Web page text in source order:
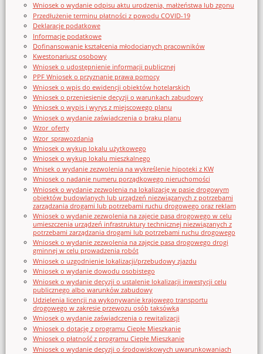
Wniosek o wydanie odpisu aktu urodzenia, małżeństwa lub zgonu
Przedłużenie terminu płatności z powodu COVID-19
Deklaracje podatkowe
Informacje podatkowe
Dofinansowanie kształcenia młodocianych pracowników
Kwestonariusz osobowy
Wniosek o udostępnienie informacji publicznej
PPF Wniosek o przyznanie prawa pomocy
Wniosek o wpis do ewidencji obiektów hotelarskich
Wniosek o przeniesienie decyzji o warunkach zabudowy
Wniosek o wypis i wyrys z miejscowego planu
Wniosek o wydanie zaświadczenia o braku planu
Wzor_oferty
Wzor_sprawozdania
Wniosek o wykup lokalu użytkowego
Wniosek o wykup lokalu mieszkalnego
Wnisek o wydanie zezwolenia na wykreślenie hipoteki z KW
Wniosek o nadanie numeru porządkowego nieruchomości
Wniosek o wydanie zezwolenia na lokalizację w pasie drogowym
obiektów budowlanych lub urządzeń niezwiązanych z potrzebami
zarządzania drogami lub potrzebami ruchu drogowego oraz reklam
Wniosek o wydanie zezwolenia na zajęcie pasa drogowego w celu
umieszczenia urządzeń infrastruktury technicznej niezwiązanych z
potrzebami zarządzania drogami lub potrzebami ruchu drogowego
Wniosek o wydanie zezwolenia na zajęcie pasa drogowego drogi
gminnej w celu prowadzenia robót
Wniosek o uzgodnienie lokalizacji/przebudowy zjazdu
Wniosek o wydanie dowodu osobistego
Wniosek o wydanie decyzji o ustalenie lokalizacji inwestycji celu
publicznego albo warunków zabudowy
Udzielenia licencji na wykonywanie krajowego transportu
drogowego w zakresie przewozu osób taksówką
Wniosek o wydanie zaświadczenia o rewitalizacji
Wniosek o dotację z programu Ciepłe Mieszkanie
Wniosek o płatność z programu Ciepłe Mieszkanie
Wniosek o wydanie decyzji o środowiskowych uwarunkowaniach